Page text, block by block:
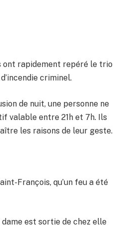
ont rapidement repéré le trio
criminel.
de nuit, une personne ne
valable entre 21h et 7h. Ils
les raisons de leur geste.
François, qu’un feu a été
est sortie de chez elle